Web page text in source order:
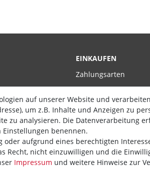
EINKAUFEN
Zahlungsarten
Widerrufsrecht
Vertrag widerrufen
auf unserer Website und
um z.B. Inhalte und Anzeigen zu
zu analysieren. Die Datenverarbeitung
benennen.
aufgrund eines berechtigten
Recht, nicht einzuwilligen und die
Impressum und weitere Hinweise zur